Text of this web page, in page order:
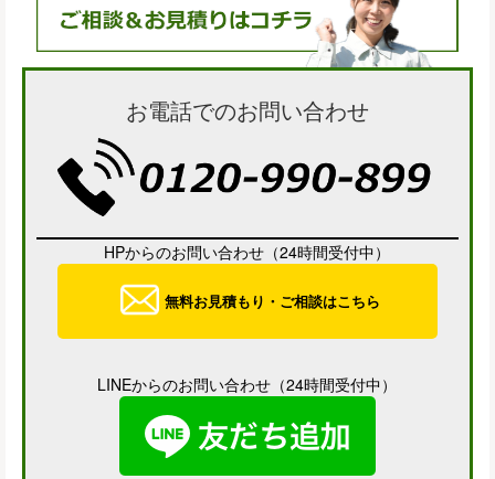
お電話でのお問い合わせ
HPからのお問い合わせ（24時間受付中）
無料お見積もり・ご相談はこちら
LINEからのお問い合わせ（24時間受付中）